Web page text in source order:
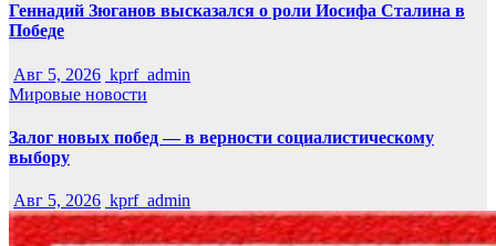
Геннадий Зюганов высказался о роли Иосифа Сталина в
Победе
Авг 5, 2026 kprf_admin
Мировые новости
Залог новых побед — в верности социалистическому
выбору
Авг 5, 2026 kprf_admin